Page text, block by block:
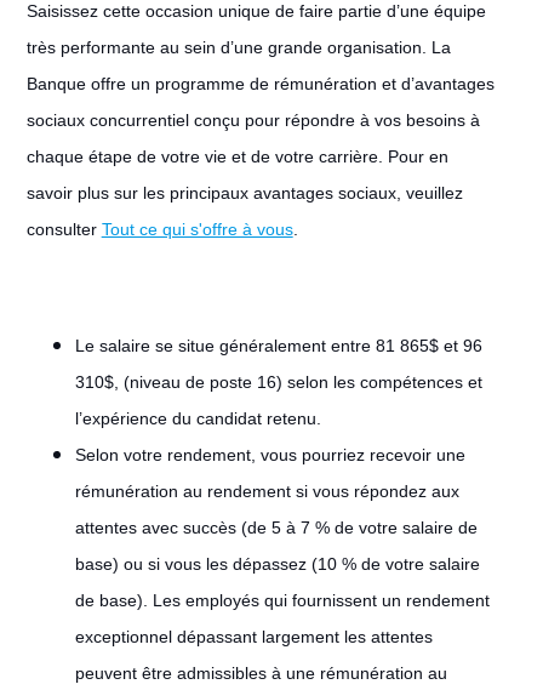
Saisissez cette occasion unique de faire partie d’une équipe
très performante au sein d’une grande organisation. La
Banque offre un programme de rémunération et d’avantages
sociaux concurrentiel conçu pour répondre à vos besoins à
chaque étape de votre vie et de votre carrière. Pour en
savoir plus sur les principaux avantages sociaux, veuillez
consulter Tout ce qui s'offre à vous.
Le salaire se situe généralement entre 81 865$ et 96
310$, (niveau de poste 16) selon les compétences et
l’expérience du candidat retenu.
Selon votre rendement, vous pourriez recevoir une
rémunération au rendement si vous répondez aux
attentes avec succès (de 5 à 7 % de votre salaire de
base) ou si vous les dépassez (10 % de votre salaire
de base). Les employés qui fournissent un rendement
exceptionnel dépassant largement les attentes
peuvent être admissibles à une rémunération au